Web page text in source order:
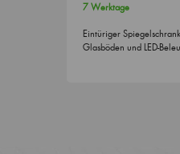
7 Werktage
Eintüriger
Glasböden und LED-